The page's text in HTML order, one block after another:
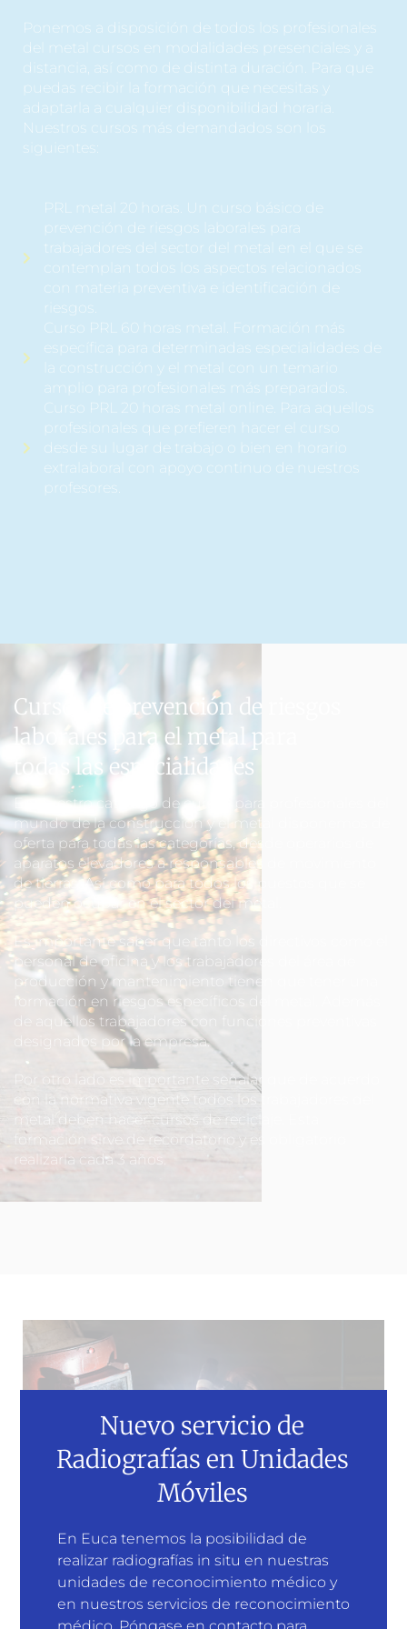
Ponemos a disposición de todos los profesionales
del metal cursos en modalidades presenciales y a
distancia, así como de distinta duración. Para que
puedas recibir la formación que necesitas y
adaptarla a cualquier disponibilidad horaria.
Nuestros cursos más demandados son los
siguientes:
PRL metal 20 horas. Un curso básico de
prevención de riesgos laborales para
trabajadores del sector del metal en el que se
contemplan todos los aspectos relacionados
con materia preventiva e identificación de
riesgos.
Curso PRL 60 horas metal. Formación más
específica para determinadas especialidades de
la construcción y el metal con un temario
amplio para profesionales más preparados.
Curso PRL 20 horas metal online. Para aquellos
profesionales que prefieren hacer el curso
desde su lugar de trabajo o bien en horario
extralaboral con apoyo continuo de nuestros
profesores.
Cursos de prevención de riesgos
laborales para el metal para
todas las especialidades
En nuestro catálogo de cursos para profesionales del
mundo de la construcción y el metal disponemos de
oferta para todas las categorías, desde operarios de
aparatos elevadores a responsables de movimiento
de tierras. Así como para todos los puestos que se
pueden ocupar en el sector del metal.
Es importante saber que tanto los directivos como el
personal de oficina y los trabajadores del área de
producción y mantenimiento tienen que tener una
formación en riesgos específicos del metal. Además
de aquellos trabajadores con funciones preventivas
designados por la empresa.
Por otro lado es importante señalar que de acuerdo
con la normativa vigente todos los trabajadores del
metal deben hacer cursos de reciclaje. Esta
formación sirve de recordatorio y es obligatorio
realizarla cada 3 años.
Todos nuestros cursos PRL
Nuevo servicio de
Radiografías en Unidades
Móviles
En Euca tenemos la posibilidad de
realizar radiografías in situ en nuestras
unidades de reconocimiento médico y
en nuestros servicios de reconocimiento
médico. Póngase en contacto para